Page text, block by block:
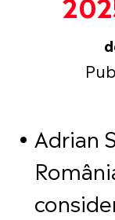
Adrian